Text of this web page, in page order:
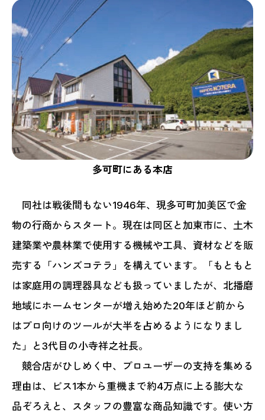
多可町にある本店
同社は戦後間もない1946年、現多可町加美区で金
物の行商からスタート。現在は同区と加東市に、土木
建築業や農林業で使用する機械や工具、資材などを販
売する「ハンズコテラ」を構えています。「もともと
は家庭用の調理器具なども扱っていましたが、北播磨
地域にホームセンターが増え始めた20年ほど前から
はプロ向けのツールが大半を占めるようになりまし
た」と3代目の小寺祥之社長。
競合店がひしめく中、プロユーザーの支持を集める
理由は、ビス1本から重機まで約4万点に上る膨大な
品ぞろえと、スタッフの豊富な商品知識です。使い方